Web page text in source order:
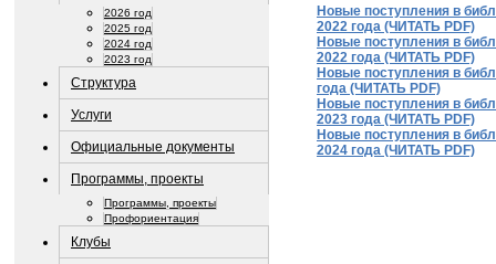
2026 год
2025 год
2024 год
2023 год
Структура
Услуги
Официальные документы
Программы, проекты
Программы, проекты
Профориентация
Клубы
Новые поступления в
2022 года (ЧИТАТЬ PDF)
Новые поступления в
2022 года (ЧИТАТЬ PDF)
Новые поступления в
года (ЧИТАТЬ PDF)
Новые поступления в
2023 года (ЧИТАТЬ PDF)
Новые поступления в
2024 года (ЧИТАТЬ PDF)